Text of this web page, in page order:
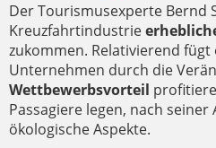
Der Tourismusexperte Bernd
Kreuzfahrtindustrie
zukommen. Relativierend
Unternehmen durch die
Wettbewerbsvorteil
Passagiere legen, nach seiner
ökologische Aspekte.